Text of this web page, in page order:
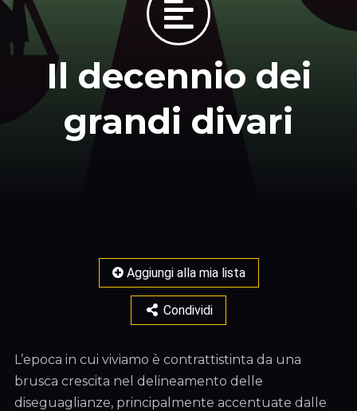
Il decennio dei
grandi divari
Aggiungi alla mia lista
Condividi
L’epoca in cui viviamo è contrattistinta da una
brusca crescita nel delineamento delle
diseguaglianze, principalmente accentuate dalle